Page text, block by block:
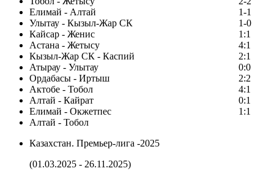
Елимай - Алтай
1-1
Улытау - Кызыл-Жар СК
1-0
Кайсар - Женис
1:1
Астана - Жетысу
4:1
Кызыл-Жар СК - Каспий
2:1
Атырау - Улытау
0:0
Ордабасы - Иртыш
2:2
Актобе - Тобол
4:1
Алтай - Кайрат
0:1
Елимай - Окжетпес
1:1
Алтай - Тобол
Казахстан. Премьер-лига -2025
(01.03.2025 - 26.11.2025)